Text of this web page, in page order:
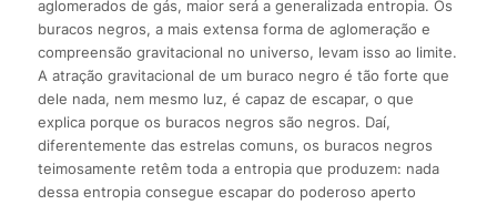
aglomerados de gás, maior será a generalizada entropia. Os
buracos negros, a mais extensa forma de aglomeração e
compreensão gravitacional no universo, levam isso ao limite.
A atração gravitacional de um buraco negro é tão forte que
dele nada, nem mesmo luz, é capaz de escapar, o que
explica porque os buracos negros são negros. Daí,
diferentemente das estrelas comuns, os buracos negros
teimosamente retêm toda a entropia que produzem: nada
dessa entropia consegue escapar do poderoso aperto